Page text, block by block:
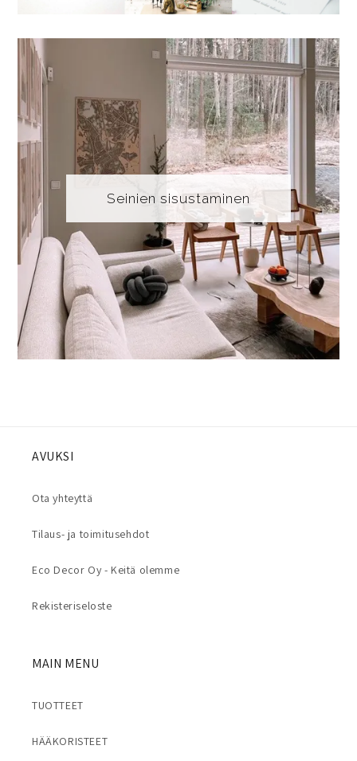
Seinien sisustaminen
AVUKSI
Ota yhteyttä
Tilaus- ja toimitusehdot
Eco Decor Oy - Keitä olemme
Rekisteriseloste
MAIN MENU
TUOTTEET
HÄÄKORISTEET